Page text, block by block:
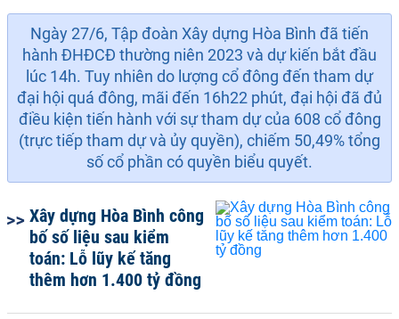
Ngày 27/6, Tập đoàn Xây dựng Hòa Bình đã tiến
hành ĐHĐCĐ thường niên 2023 và dự kiến bắt đầu
lúc 14h. Tuy nhiên do lượng cổ đông đến tham dự
đại hội quá đông, mãi đến 16h22 phút, đại hội đã đủ
điều kiện tiến hành với sự tham dự của 608 cổ đông
(trực tiếp tham dự và ủy quyền), chiếm 50,49% tổng
số cổ phần có quyền biểu quyết.
Xây dựng Hòa Bình công
bố số liệu sau kiểm
toán: Lỗ lũy kế tăng
thêm hơn 1.400 tỷ đồng